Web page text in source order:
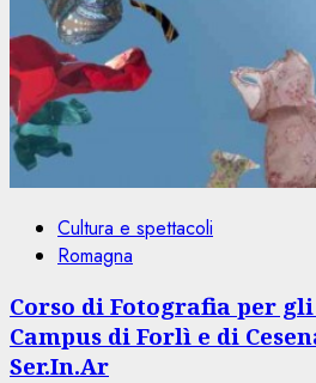
Cultura e spettacoli
Romagna
Corso di Fotografia per
Campus di Forlì e di
Ser.In.Ar